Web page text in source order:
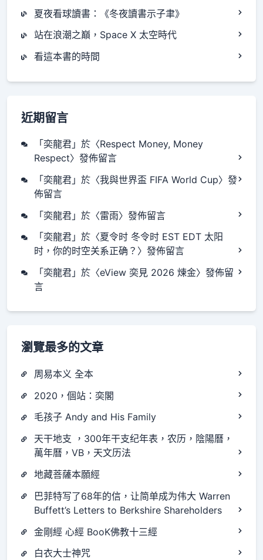
夏夜看球讀書：《冬夜讀書示子聿》
站在浪潮之巔，Space X 太空時代
看這本書的時間
近期留言
「奕龍君 」於〈Respect Money, Money
Respect〉發佈留言
「奕龍君 」於〈我與世界盃 FIFA World Cup〉發
佈留言
「奕龍君 」於〈雷雨〉發佈留言
「奕龍君 」於〈夏令时 冬令时 EST EDT 太阳
时，你的时空关系正确？ 〉發佈留言
「奕龍君 」於〈eView 奕見 2026 煉金〉發佈留
言
瀏覽最多的文章
周易本义 全本
2020，個站：奕閣
毛孩子 Andy and His Family
天干地支 ，300年干支纪年表，农历，陰陽曆，
萬年曆，VB，天文历法
地藏菩薩本願經
巴菲特写了68年的信，让简单成为伟大 Warren
Buffett’s Letters to Berkshire Shareholders
金剛經 心經 BooK佛教十三經
白衣大士神咒